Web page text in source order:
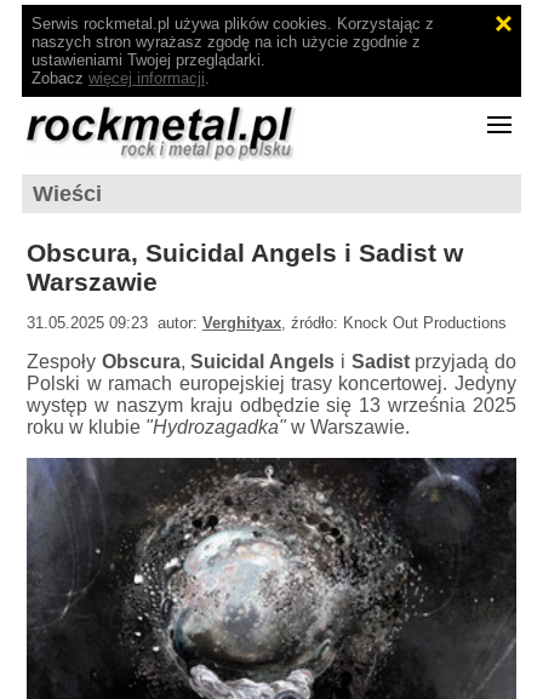
Serwis rockmetal.pl używa plików cookies. Korzystając z
naszych stron wyrażasz zgodę na ich użycie zgodnie z
ustawieniami Twojej przeglądarki.
Zobacz więcej informacji.
Wieści
Obscura, Suicidal Angels i Sadist w
Warszawie
31.05.2025 09:23 autor:Verghityax, źródło: Knock Out Productions
Zespoły Obscura,Suicidal Angels i Sadist przyjadą do
Polski w ramach europejskiej trasy koncertowej. Jedyny
występ w naszym kraju odbędzie się 13 września 2025
roku w klubie "Hydrozagadka"w Warszawie.